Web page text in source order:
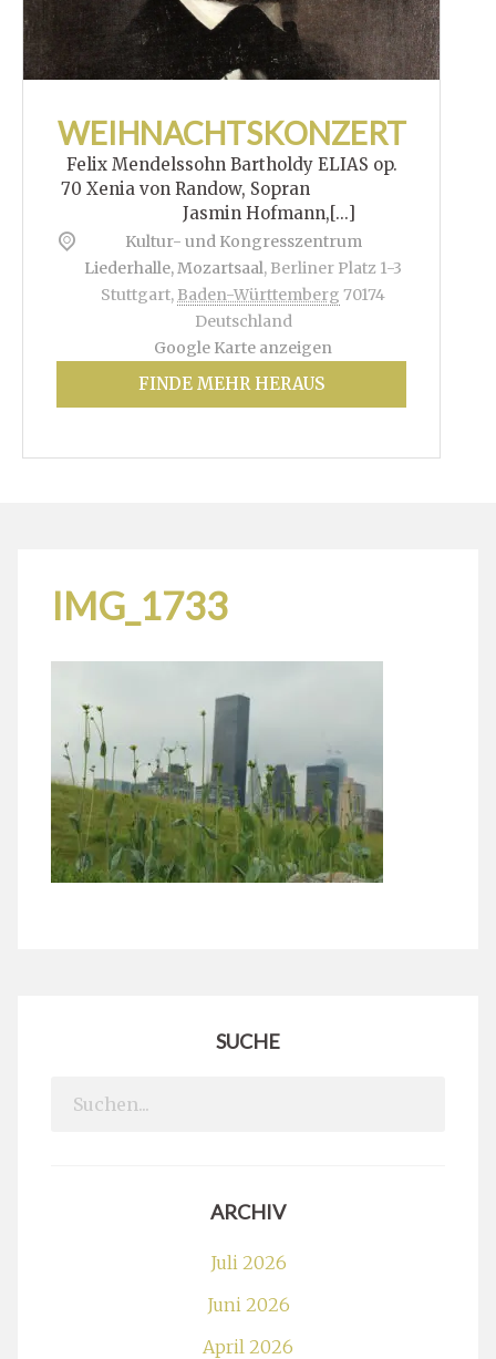
WEIHNACHTSKONZERT
Felix Mendelssohn Bartholdy ELIAS op.
70 Xenia von Randow, Sopran
Jasmin Hofmann,[...]
Kultur- und Kongresszentrum
Liederhalle, Mozartsaal, Berliner Platz 1-3
Stuttgart, Baden-Württemberg 70174
Deutschland
Google Karte anzeigen
FINDE MEHR HERAUS
IMG_1733
SUCHE
Search
ARCHIV
Juli 2026
Juni 2026
April 2026